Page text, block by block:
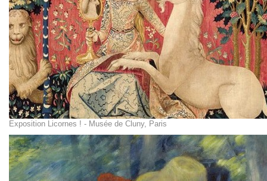
Exposition Licornes ! - Musée de Cluny, Paris